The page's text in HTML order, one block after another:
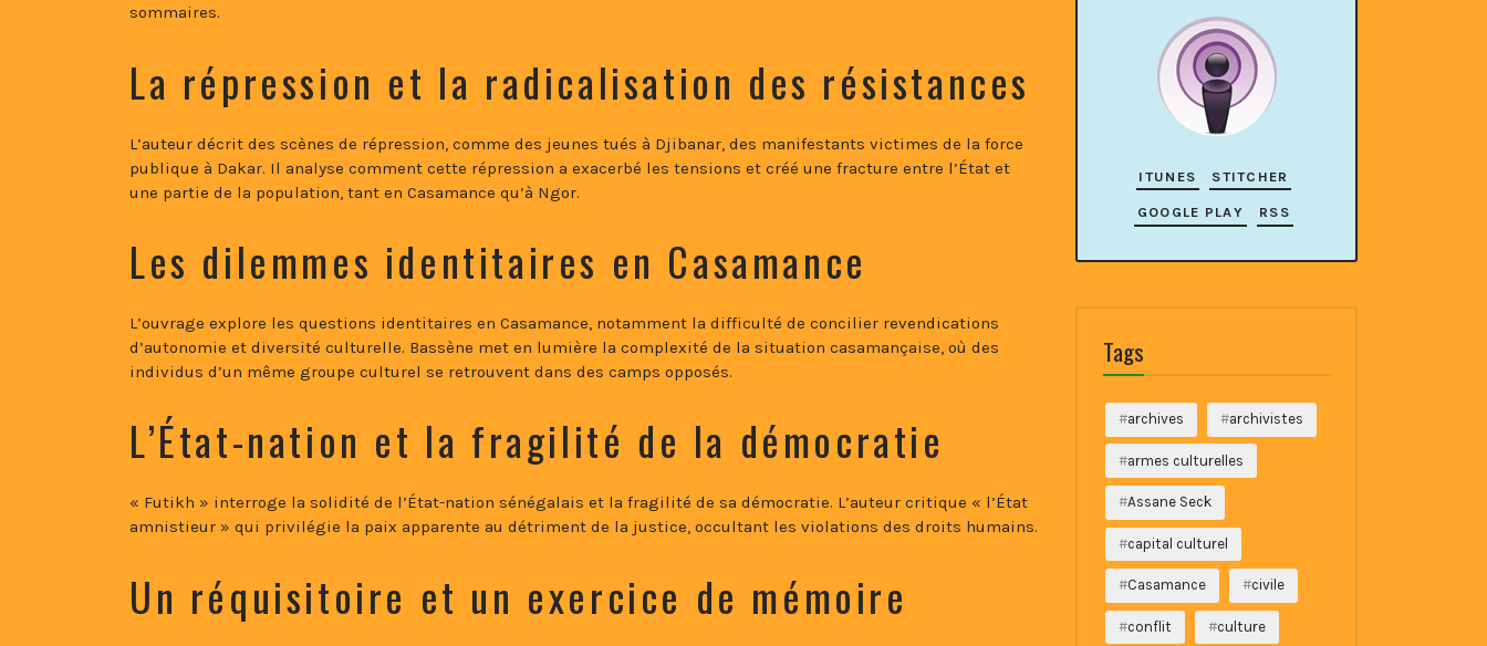
sommaires.
La répression et la radicalisation des résistances
L’auteur décrit des scènes de répression, comme des jeunes tués à Djibanar, des manifestants victimes de la force
publique à Dakar. Il analyse comment cette répression a exacerbé les tensions et créé une fracture entre l’État et
une partie de la population, tant en Casamance qu’à Ngor.
Les dilemmes identitaires en Casamance
L’ouvrage explore les questions identitaires en Casamance, notamment la difficulté de concilier revendications
d’autonomie et diversité culturelle. Bassène met en lumière la complexité de la situation casamançaise, où des
individus d’un même groupe culturel se retrouvent dans des camps opposés.
L’État-nation et la fragilité de la démocratie
« Futikh » interroge la solidité de l’État-nation sénégalais et la fragilité de sa démocratie. L’auteur critique « l’État
amnistieur » qui privilégie la paix apparente au détriment de la justice, occultant les violations des droits humains.
Un réquisitoire et un exercice de mémoire
ITUNES STITCHER
GOOGLE PLAY RSS
Tags
archives archivistes
armes culturelles
Assane Seck
capital culturel
Casamance civile
conflit culture